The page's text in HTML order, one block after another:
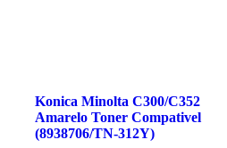
Konica Minolta C300/C352
Amarelo Toner Compativel
(8938706/TN-312Y)